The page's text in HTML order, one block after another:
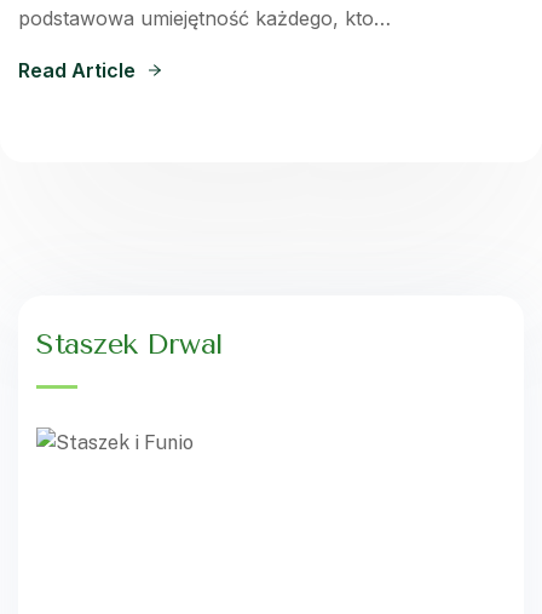
podstawowa umiejętność każdego, kto…
Read Article
Staszek Drwal